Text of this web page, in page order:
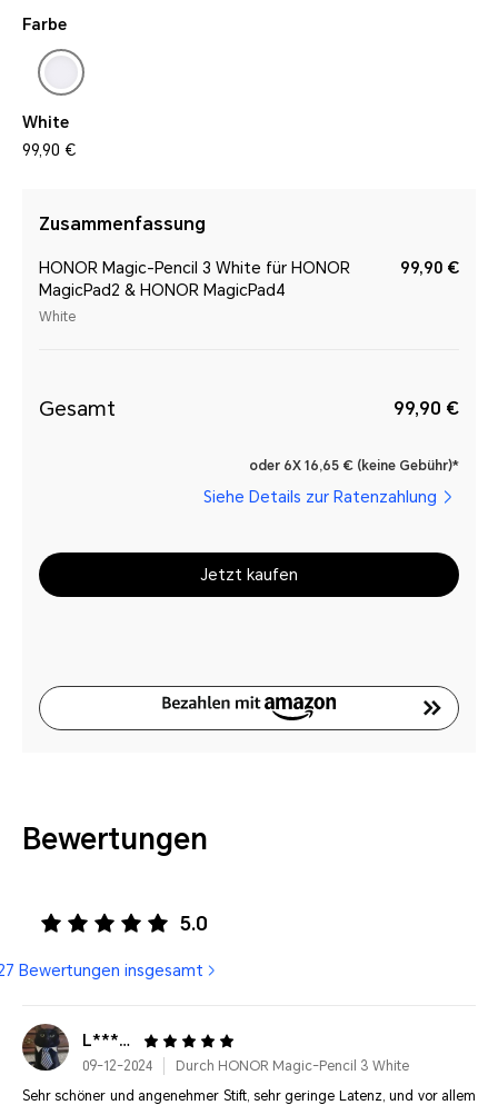
Farbe
White
99,90 €
Zusammenfassung
HONOR Magic-Pencil 3 White für HONOR
MagicPad2 & HONOR MagicPad4
White
99,90 €
Gesamt 99,90 €
oder 6X 16,65 € (keine Gebühr)*
Siehe Details zur Ratenzahlung
Jetzt kaufen
Bewertungen
5.0
Bewertungen insgesamt
L***************
09-12-2024
Durch HONOR Magic-Pencil 3 White
Sehr schöner und angenehmer Stift, sehr geringe Latenz, und vor allem